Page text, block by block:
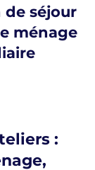
de séjour
ménage
: